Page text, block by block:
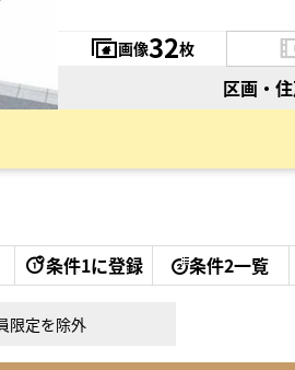
画像32枚
区画・
条件1に登録 条件2一覧
限定を除外